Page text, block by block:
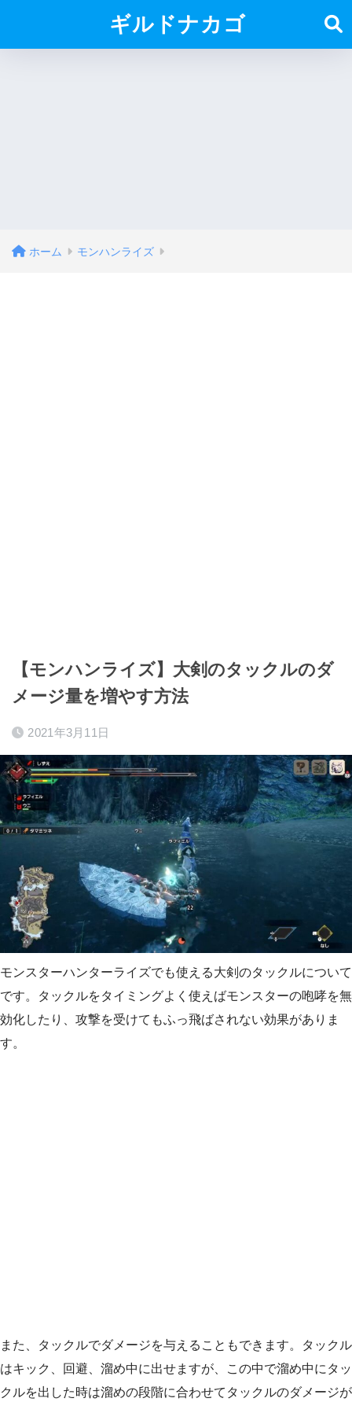
ギルドナカゴ
ホーム モンハンライズ
【モンハンライズ】大剣のタックルのダ
メージ量を増やす方法
2021年3月11日
モンスターハンターライズでも使える大剣のタックルについて
です。タックルをタイミングよく使えばモンスターの咆哮を無
効化したり、攻撃を受けてもふっ飛ばされない効果がありま
す。
また、タックルでダメージを与えることもできます。タックル
はキック、回避、溜め中に出せますが、この中で溜め中にタッ
クルを出した時は溜めの段階に合わせてタックルのダメージが